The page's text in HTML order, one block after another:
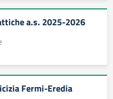
a.s. 2025-2026
Fermi-Eredia